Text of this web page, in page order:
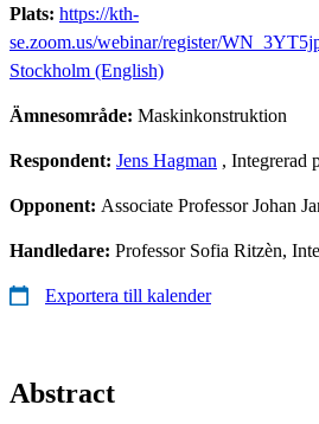
Plats: https://kth-
se.zoom.us/webinar/register/
Stockholm (English)
Ämnesområde: Maskinkonstruktion
Respondent: Jens Hagman , Integrerad
Opponent: Associate Professor Johan
Handledare: Professor Sofia Ritzèn,
Exportera till kalender
Abstract